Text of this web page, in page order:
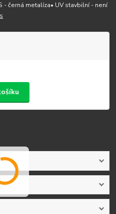
- černá metalíza• UV stavbilní - není